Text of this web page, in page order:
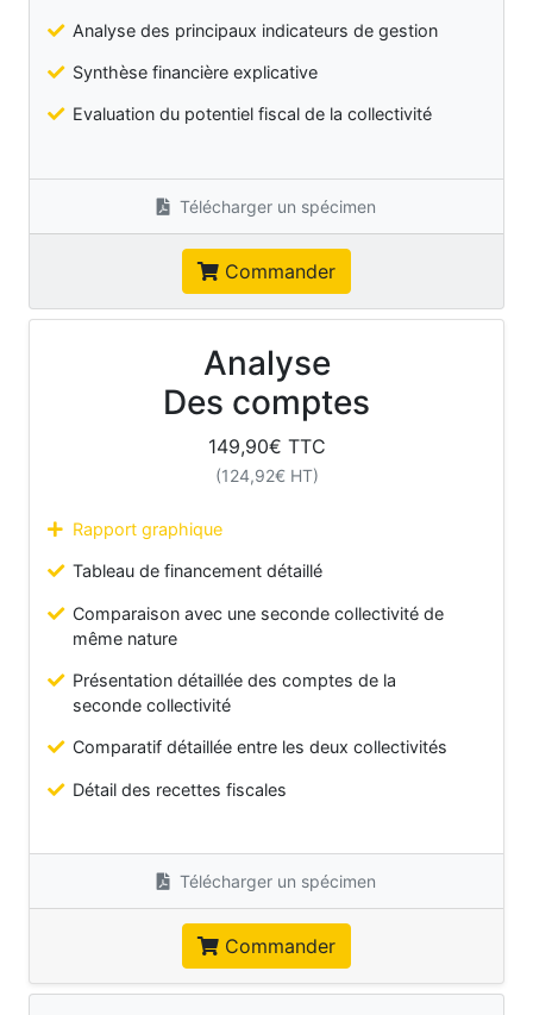
Analyse des principaux indicateurs de gestion
Synthèse financière explicative
Evaluation du potentiel fiscal de la collectivité
Télécharger un spécimen
Commander
Analyse
Des comptes
149,90€ TTC
(124,92€ HT)
Rapport graphique
Tableau de financement détaillé
Comparaison avec une seconde collectivité de
même nature
Présentation détaillée des comptes de la
seconde collectivité
Comparatif détaillée entre les deux collectivités
Détail des recettes fiscales
Télécharger un spécimen
Commander